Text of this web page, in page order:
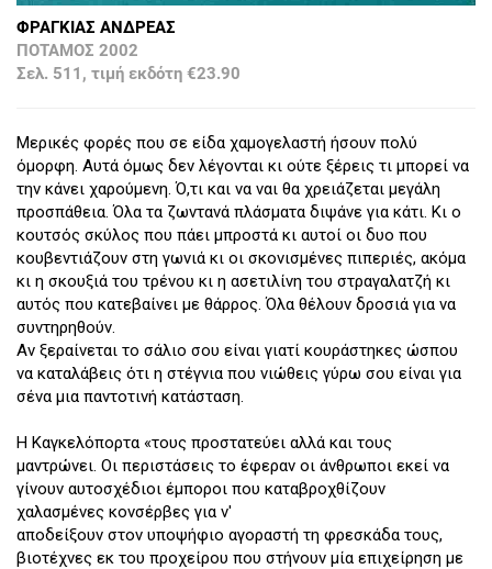
ΦΡΑΓΚΙΑΣ ΑΝΔΡΕΑΣ
ΠΟΤΑΜΟΣ 2002
Σελ. 511, τιμή εκδότη €23.90
Μερικές φορές που σε είδα χαμογελαστή ήσουν πολύ
όμορφη. Αυτά όμως δεν λέγονται κι ούτε ξέρεις τι μπορεί να
την κάνει χαρούμενη. Ό,τι και να ναι θα χρειάζεται μεγάλη
προσπάθεια. Όλα τα ζωντανά πλάσματα διψάνε για κάτι. Κι ο
κουτσός σκύλος που πάει μπροστά κι αυτοί οι δυο που
κουβεντιάζουν στη γωνιά κι οι σκονισμένες πιπεριές, ακόμα
κι η σκουξιά του τρένου κι η ασετιλίνη του στραγαλατζή κι
αυτός που κατεβαίνει με θάρρος. Όλα θέλουν δροσιά για να
συντηρηθούν.
Αν ξεραίνεται το σάλιο σου είναι γιατί κουράστηκες ώσπου
να καταλάβεις ότι η στέγνια που νιώθεις γύρω σου είναι για
σένα μια παντοτινή κατάσταση.
Η Καγκελόπορτα «τους προστατεύει αλλά και τους
μαντρώνει. Οι περιστάσεις το έφεραν οι άνθρωποι εκεί να
γίνουν αυτοσχέδιοι έμποροι που καταβροχθίζουν
χαλασμένες κονσέρβες για ν'
αποδείξουν στον υποψήφιο αγοραστή τη φρεσκάδα τους,
βιοτέχνες εκ του προχείρου που στήνουν μία επιχείρηση με